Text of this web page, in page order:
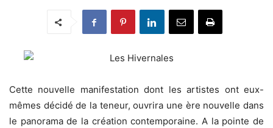
Cette nouvelle manifestation dont les artistes ont eux-
mêmes décidé de la teneur, ouvrira une ère nouvelle dans
le panorama de la création contemporaine. A la pointe de